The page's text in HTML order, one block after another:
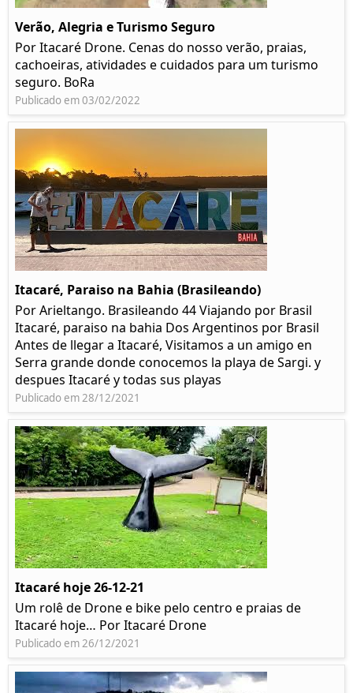
Verão, Alegria e Turismo Seguro
Por Itacaré Drone. Cenas do nosso verão, praias,
cachoeiras, atividades e cuidados para um turismo
seguro. BoRa
Publicado em 03/02/2022
Itacaré, Paraiso na Bahia (Brasileando)
Por Arieltango. Brasileando 44 Viajando por Brasil
Itacaré, paraiso na bahia Dos Argentinos por Brasil
Antes de llegar a Itacaré, Visitamos a un amigo en
Serra grande donde conocemos la playa de Sargi. y
despues Itacaré y todas sus playas
Publicado em 28/12/2021
Itacaré hoje 26-12-21
Um rolê de Drone e bike pelo centro e praias de
Itacaré hoje… Por Itacaré Drone
Publicado em 26/12/2021